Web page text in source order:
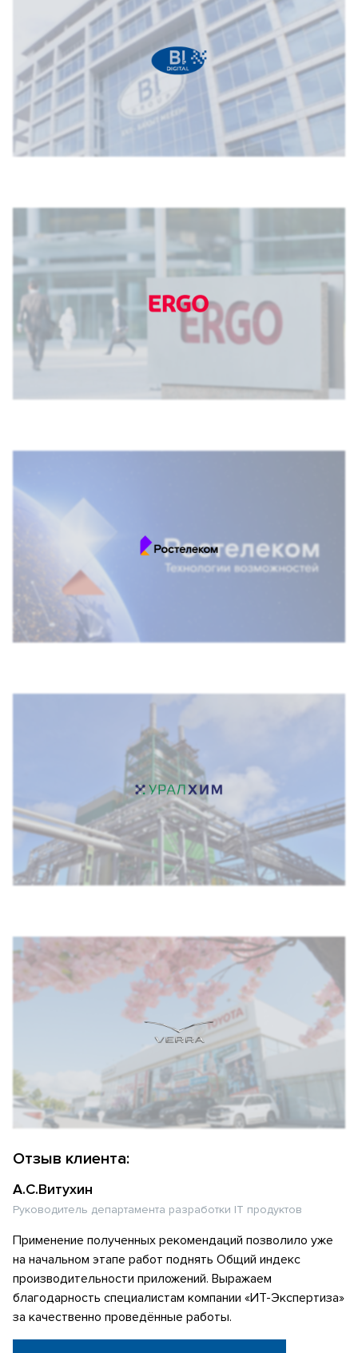
Отзыв клиента:
А.С.Витухин
Руководитель департамента разработки IT продуктов
Применение полученных рекомендаций позволило уже
на начальном этапе работ поднять Общий индекс
производительности приложений. Выражаем
благодарность специалистам компании «ИТ-Экспертиза»
за качественно проведённые работы.